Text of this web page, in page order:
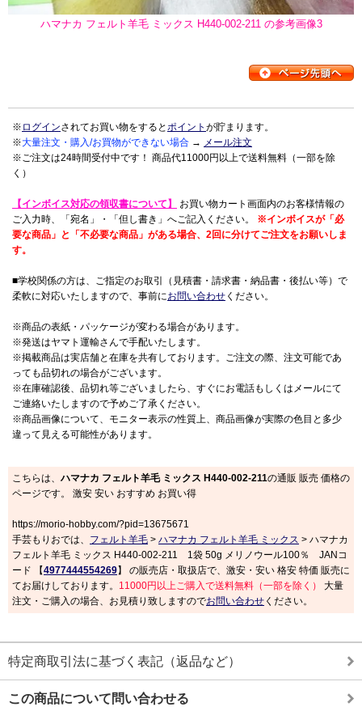
ハマナカ フェルト羊毛 ミックス H440-002-211 の参考画像3
※ ログインされてお買い物をするとポイント が貯まります。
※大量注文・購入/お買物ができない場合 → メール注文
※ご注文は24時間受付中です！ 商品代11000円以上で送料無料（一部を除
く）
【インボイス対応の領収書について】
お買い物カート画面内のお客様情報の
ご入力時、「宛名」・「但し書き」へご記入ください。 ※インボイスが「必
要な商品」と「不必要な商品」がある場合、2回に分けてご注文をお願いしま
す。
■学校関係の方は、ご指定のお取引（見積書・請求書・納品書・後払い等）で
柔軟に対応いたしますので、事前にお問い合わせ ください。
※商品の表紙・パッケージが変わる場合があります。
※発送はヤマト運輸さんで手配いたします。
※掲載商品は実店舗と在庫を共有しております。ご注文の際、注文可能であ
っても品切れの場合がございます。
※在庫確認後、品切れ等ございましたら、すぐにお電話もしくはメールにて
ご連絡いたしますので予めご了承ください。
※商品画像について、モニター表示の性質上、商品画像が実際の色目と多少
違って見える可能性があります。
こちらは、ハマナカ フェルト羊毛 ミックス H440-002-211の通販 販売 価格の
ページです。 激安 安い おすすめ お買い得
https://morio-hobby.com/?pid=13675671
手芸もりおでは、 フェルト羊毛 > ハマナカ フェルト羊毛 ミックス > ハマナカ
フェルト羊毛 ミックス H440-002-211 1袋 50g メリノウール100％ JANコ
ード 【4977444554269】 の販売店・取扱店で、激安・安い 格安 特価 販売に
てお届けしております。 11000円以上ご購入で送料無料（一部を除く）
大量
注文・ご購入の場合、お見積り致しますのでお問い合わせ ください。
特定商取引法に基づく表記（返品など）
この商品について問い合わせる